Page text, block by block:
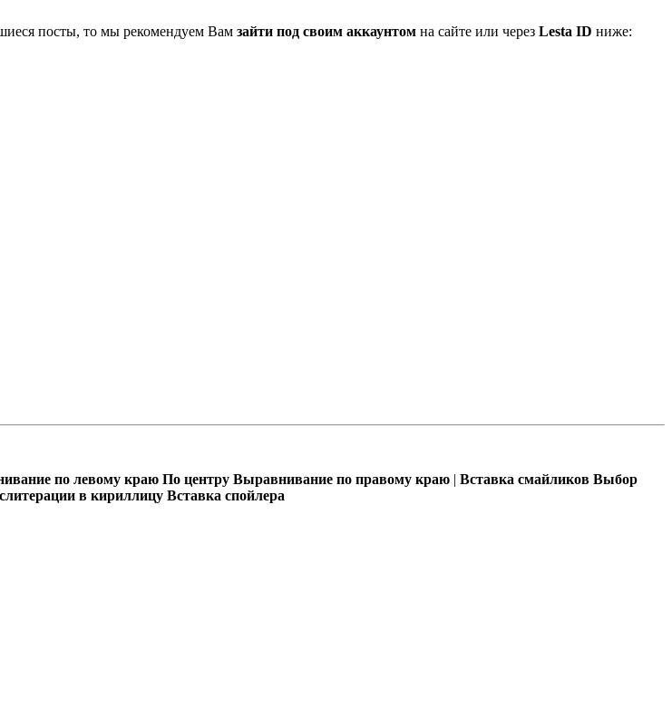
посты, то мы рекомендуем Вам зайти под своим аккаунтом на сайте или через Lesta ID ниже:
по левому краю По центру Выравнивание по правому краю | Вставка смайликов Выбор
в кириллицу Вставка спойлера